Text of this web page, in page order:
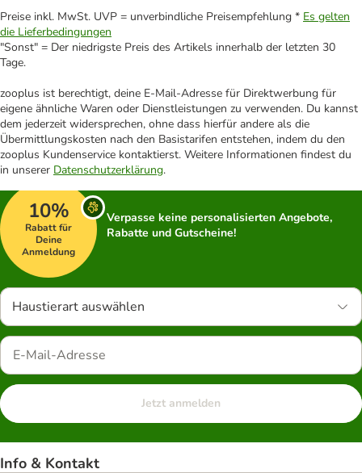
Preise inkl. MwSt. UVP = unverbindliche Preisempfehlung * Es gelten
die Lieferbedingungen
"Sonst" = Der niedrigste Preis des Artikels innerhalb der letzten 30
Tage.
zooplus ist berechtigt, deine E-Mail-Adresse für Direktwerbung für
eigene ähnliche Waren oder Dienstleistungen zu verwenden. Du kannst
dem jederzeit widersprechen, ohne dass hierfür andere als die
Übermittlungskosten nach den Basistarifen entstehen, indem du den
zooplus Kundenservice kontaktierst. Weitere Informationen findest du
in unserer Datenschutzerklärung.
10%
Rabatt für
Deine
Anmeldung
Verpasse keine personalisierten Angebote,
Rabatte und Gutscheine!
Haustierart auswählen
Jetzt anmelden
Info & Kontakt